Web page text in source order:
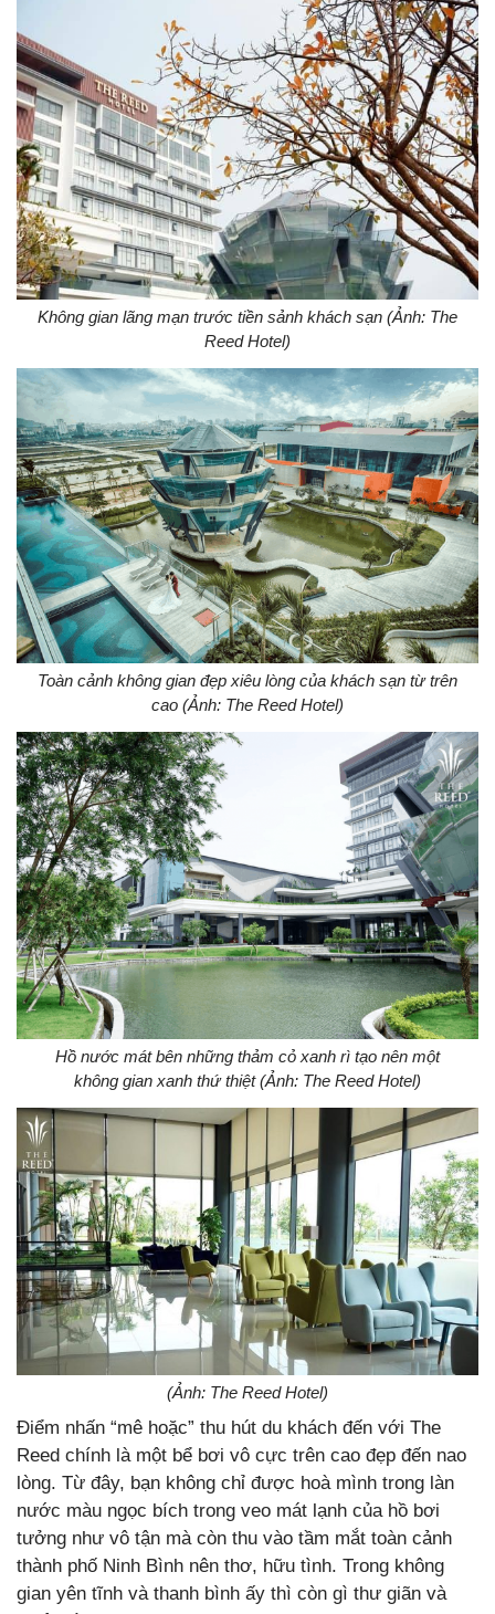
Không gian lãng mạn trước tiền sảnh khách sạn (Ảnh: The
Reed Hotel)
Toàn cảnh không gian đẹp xiêu lòng của khách sạn từ trên
cao (Ảnh: The Reed Hotel)
Hồ nước mát bên những thảm cỏ xanh rì tạo nên một
không gian xanh thứ thiệt (Ảnh: The Reed Hotel)
(Ảnh: The Reed Hotel)
Điểm nhấn “mê hoặc” thu hút du khách đến với The
Reed chính là một bể bơi vô cực trên cao đẹp đến nao
lòng. Từ đây, bạn không chỉ được hoà mình trong làn
nước màu ngọc bích trong veo mát lạnh của hồ bơi
tưởng như vô tận mà còn thu vào tầm mắt toàn cảnh
thành phố Ninh Bình nên thơ, hữu tình. Trong không
gian yên tĩnh và thanh bình ấy thì còn gì thư giãn và